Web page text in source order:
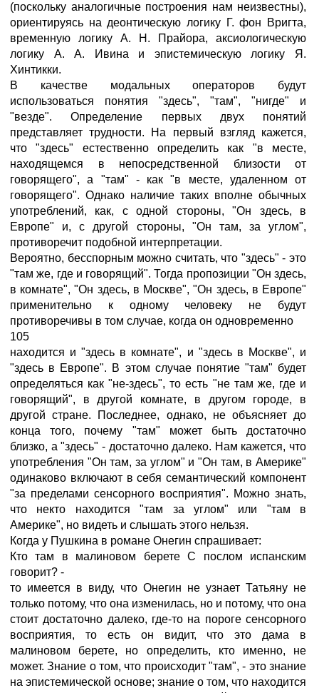
(поскольку аналогичные построения нам неизвестны),
ориентируясь на деонтическую логику Г. фон Вригта,
временную логику А. Н. Прайора, аксиологическую
логику А. А. Ивина и эпистемическую логику Я.
Хинтикки.
В качестве модальных операторов будут
использоваться понятия "здесь", "там", "нигде" и
"везде". Определение первых двух понятий
представляет трудности. На первый взгляд кажется,
что "здесь" естественно определить как "в месте,
находящемся в непосредственной близости от
говорящего", а "там" - как "в месте, удаленном от
говорящего". Однако наличие таких вполне обычных
употреблений, как, с одной стороны, "Он здесь, в
Европе" и, с другой стороны, "Он там, за углом",
противоречит подобной интерпретации.
Вероятно, бесспорным можно считать, что "здесь" - это
"там же, где и говорящий". Тогда пропозиции "Он здесь,
в комнате", "Он здесь, в Москве", "Он здесь, в Европе"
применительно к одному человеку не будут
противоречивы в том случае, когда он одновременно
105
находится и "здесь в комнате", и "здесь в Москве", и
"здесь в Европе". В этом случае понятие "там" будет
определяться как "не-здесь", то есть "не там же, где и
говорящий", в другой комнате, в другом городе, в
другой стране. Последнее, однако, не объясняет до
конца того, почему "там" может быть достаточно
близко, а "здесь" - достаточно далеко. Нам кажется, что
употребления "Он там, за углом" и "Он там, в Америке"
одинаково включают в себя семантический компонент
"за пределами сенсорного восприятия". Можно знать,
что некто находится "там за углом" или "там в
Америке", но видеть и слышать этого нельзя.
Когда у Пушкина в романе Онегин спрашивает:
Кто там в малиновом берете С послом испанским
говорит? -
то имеется в виду, что Онегин не узнает Татьяну не
только потому, что она изменилась, но и потому, что она
стоит достаточно далеко, где-то на пороге сенсорного
восприятия, то есть он видит, что это дама в
малиновом берете, но определить, кто именно, не
может. Знание о том, что происходит "там", - это знание
на эпистемической основе; знание о том, что находится